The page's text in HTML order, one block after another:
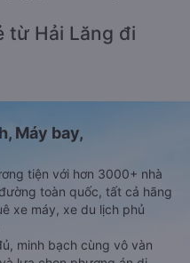
từ Hải Lăng đi
Máy bay,
tiện với hơn 3000+ nhà
toàn quốc, tất cả hãng
xe máy, xe du lịch phủ
minh bạch cùng vô vàn